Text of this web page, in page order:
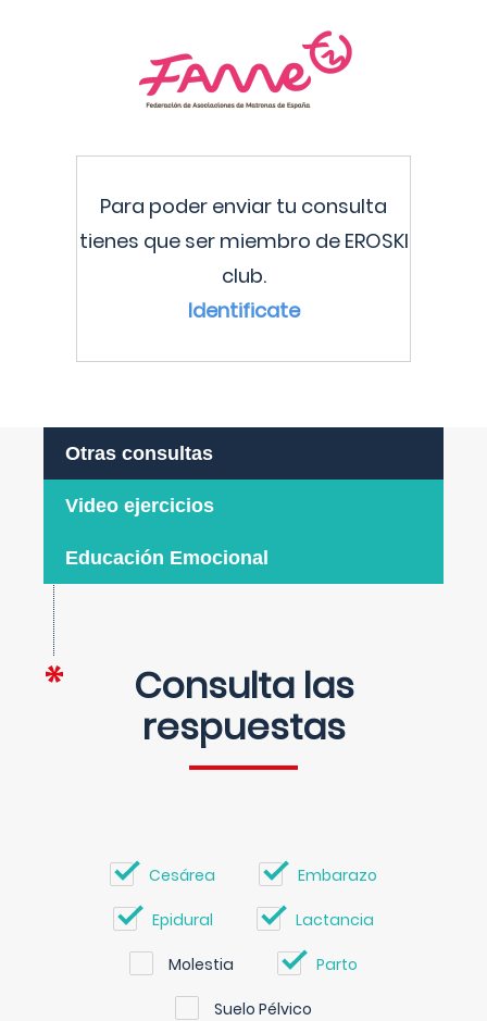
Para poder enviar tu consulta
tienes que ser miembro de EROSKI
club.
Identificate
Otras consultas
Video ejercicios
Educación Emocional
Consulta las
respuestas
Cesárea Embarazo
Epidural Lactancia
Molestia Parto
Suelo Pélvico